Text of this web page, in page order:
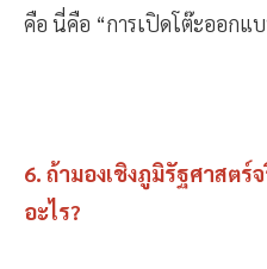
คือ นี่คือ “การเปิดโต๊ะออกแ
6. ถ้ามองเชิงภูมิรัฐศาสตร์
อะไร?